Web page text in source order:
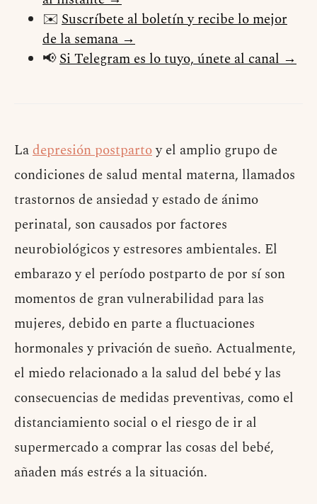
✉️ Suscríbete al boletín y recibe lo mejor
de la semana →
📢Si Telegram es lo tuyo, únete al canal →
Ladepresión postpartoy el amplio grupo de
condiciones de salud mental materna, llamados
trastornos de ansiedad y estado de ánimo
perinatal, son causados por factores
neurobiológicos y estresores ambientales. El
embarazo y el período postparto de por sí son
momentos de gran vulnerabilidad para las
mujeres, debido en parte a fluctuaciones
hormonales y privación de sueño. Actualmente,
el miedo relacionado a la salud del bebé y las
consecuencias de medidas preventivas, como el
distanciamiento social o el riesgo de ir al
supermercado a comprar las cosas del bebé,
añaden más estrés a la situación.